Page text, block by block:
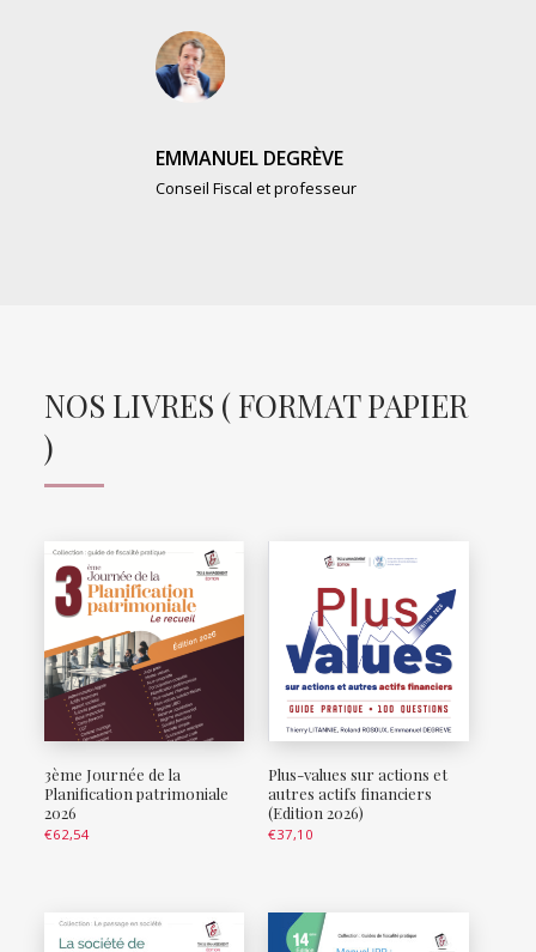
EMMANUEL DEGRÈVE
Conseil Fiscal et professeur
NOS LIVRES ( FORMAT PAPIER
)
3ème Journée de la
Planification patrimoniale
2026
€62,54
Plus-values sur actions et
autres actifs financiers
(Edition 2026)
€37,10